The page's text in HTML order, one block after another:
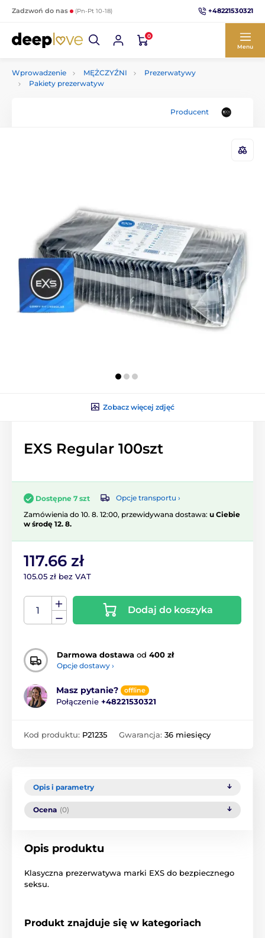
Zadzwoń do nas (Pn-Pt 10-18) +48221530321
0
Menu
Wprowadzenie MĘŻCZYŹNI
Prezerwatywy
Pakiety prezerwatyw
Producent
Zobacz więcej zdjęć
EXS Regular 100szt
Dostępne 7 szt
Opcje transportu ›
Zamówienia do 10. 8. 12:00, przewidywana dostawa: u Ciebie
w środę 12. 8.
117.66 zł
105.05 zł bez VAT
Dodaj do koszyka
Darmowa dostawa od 400 zł
Opcje dostawy ›
Masz pytanie? offline
Połączenie +48221530321
Kod produktu: P21235 Gwarancja: 36 miesięcy
Opis i parametry
Ocena (0)
Opis produktu
Klasyczna prezerwatywa marki EXS do bezpiecznego
seksu.
Produkt znajduje się w kategoriach